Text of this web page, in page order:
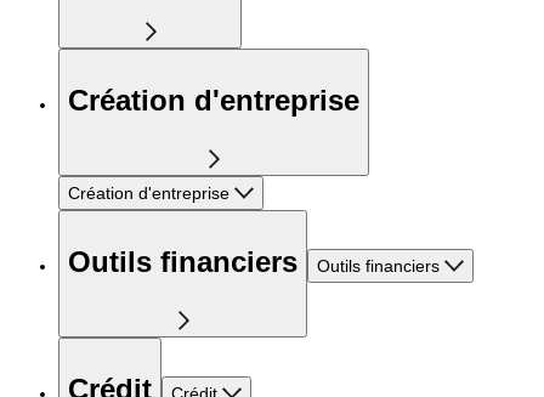
Création d'entreprise
Création d'entreprise
Outils financiers Outils financiers
Crédit